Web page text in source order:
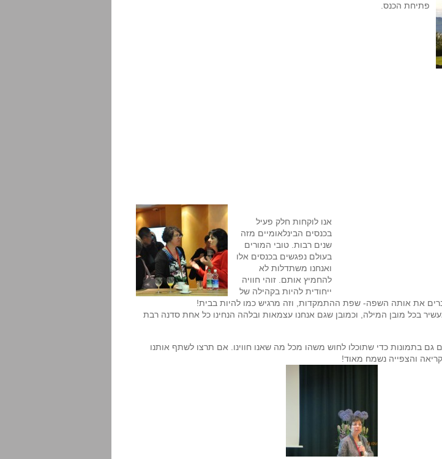
פתיחת הכנס.
אנו לוקחות חלק פעיל
בכנסים הבינלאומיים מזה
שנים רבות. טובי המורים
בעולם נפגשים בכנסים אלו
ואנחנו משתדלות לא
להחמיץ אותם. זוהי חוויה
ייחודית להיות בקהילה של
את אותה השפה- שפת ההתמקדות, וזה מרגיש כמו להיות בבית!
בכל מובן המילה, וכמובן שגם אנחנו עצמאות ובלהה הנחינו כל אחת סדנה רבת
גם בתמונות כדי שתוכלו לחוש משהו מכל מה שאנו חווינו. אם תרצו לשתף אותנו
והצפייה נשמח מאוד!